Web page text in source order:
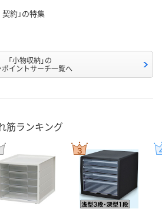
約」の特集
「小物収納」の
ポイントサーチ一覧へ
筋ランキング